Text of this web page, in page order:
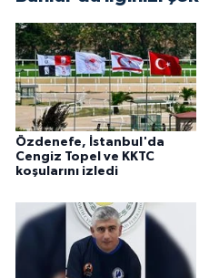
Özdenefe, İstanbul'da
Cengiz Topel ve KKTC
koşularını izledi